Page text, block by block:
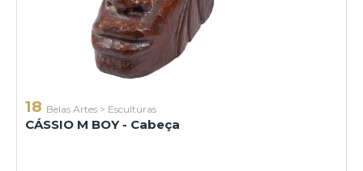
18 Belas Artes > Esculturas
CÁSSIO M BOY - Cabeça